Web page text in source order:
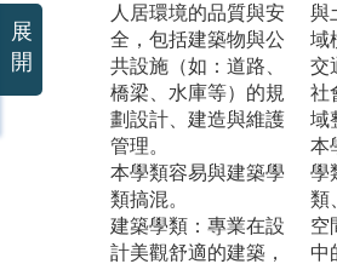
人居環境的品質與安
全，包括建築物與公
共設施（如：道路、
橋梁、水庫等）的規
劃設計、建造與維護
管理。
本學類容易與建築學
類搞混。
建築學類：專業在設
計美觀舒適的建築，
與
域
交
社
域
本
學
類
空
中
展
開